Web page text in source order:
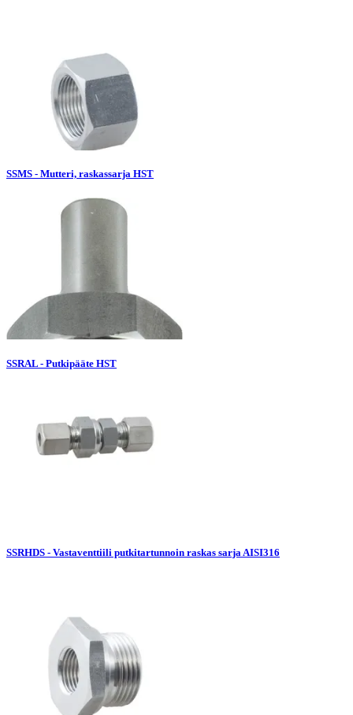
SSMS - Mutteri, raskassarja HST
SSRAL - Putkipääte HST
SSRHDS - Vastaventtiili putkitartunnoin raskas sarja AISI316